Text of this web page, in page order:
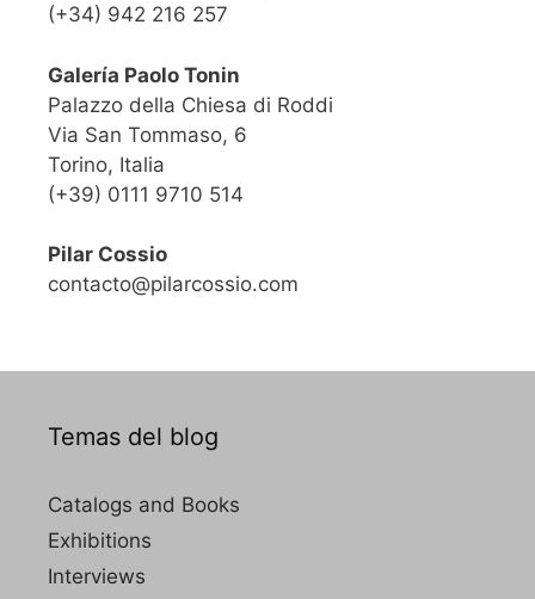
(+34) 942 216 257
Galería Paolo Tonin
Palazzo della Chiesa di Roddi
Via San Tommaso, 6
Torino, Italia
(+39) 0111 9710 514
Pilar Cossio
contacto@pilarcossio.com
Temas del blog
Catalogs and Books
Exhibitions
Interviews